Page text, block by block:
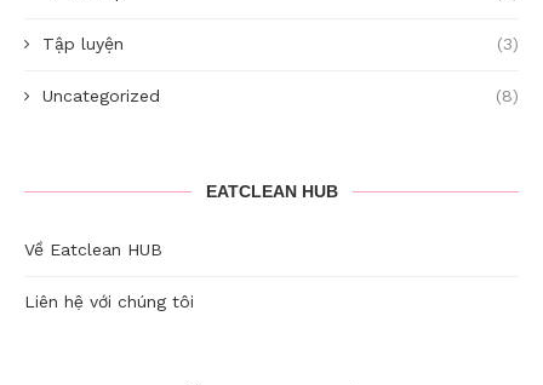
Tập luyện (3)
Uncategorized (8)
EATCLEAN HUB
Về Eatclean HUB
Liên hệ với chúng tôi